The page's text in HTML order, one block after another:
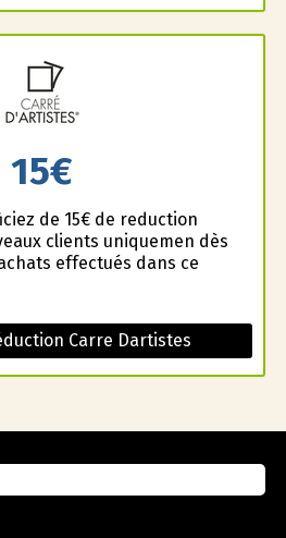
15€
de 15€ de reduction
clients uniquemen dès
effectués dans ce
Carre Dartistes